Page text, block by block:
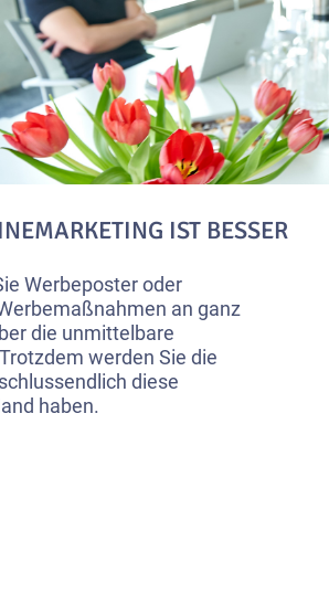
IST BESSER
Werbeposter oder
an ganz
die unmittelbare
werden Sie die
diese
haben.